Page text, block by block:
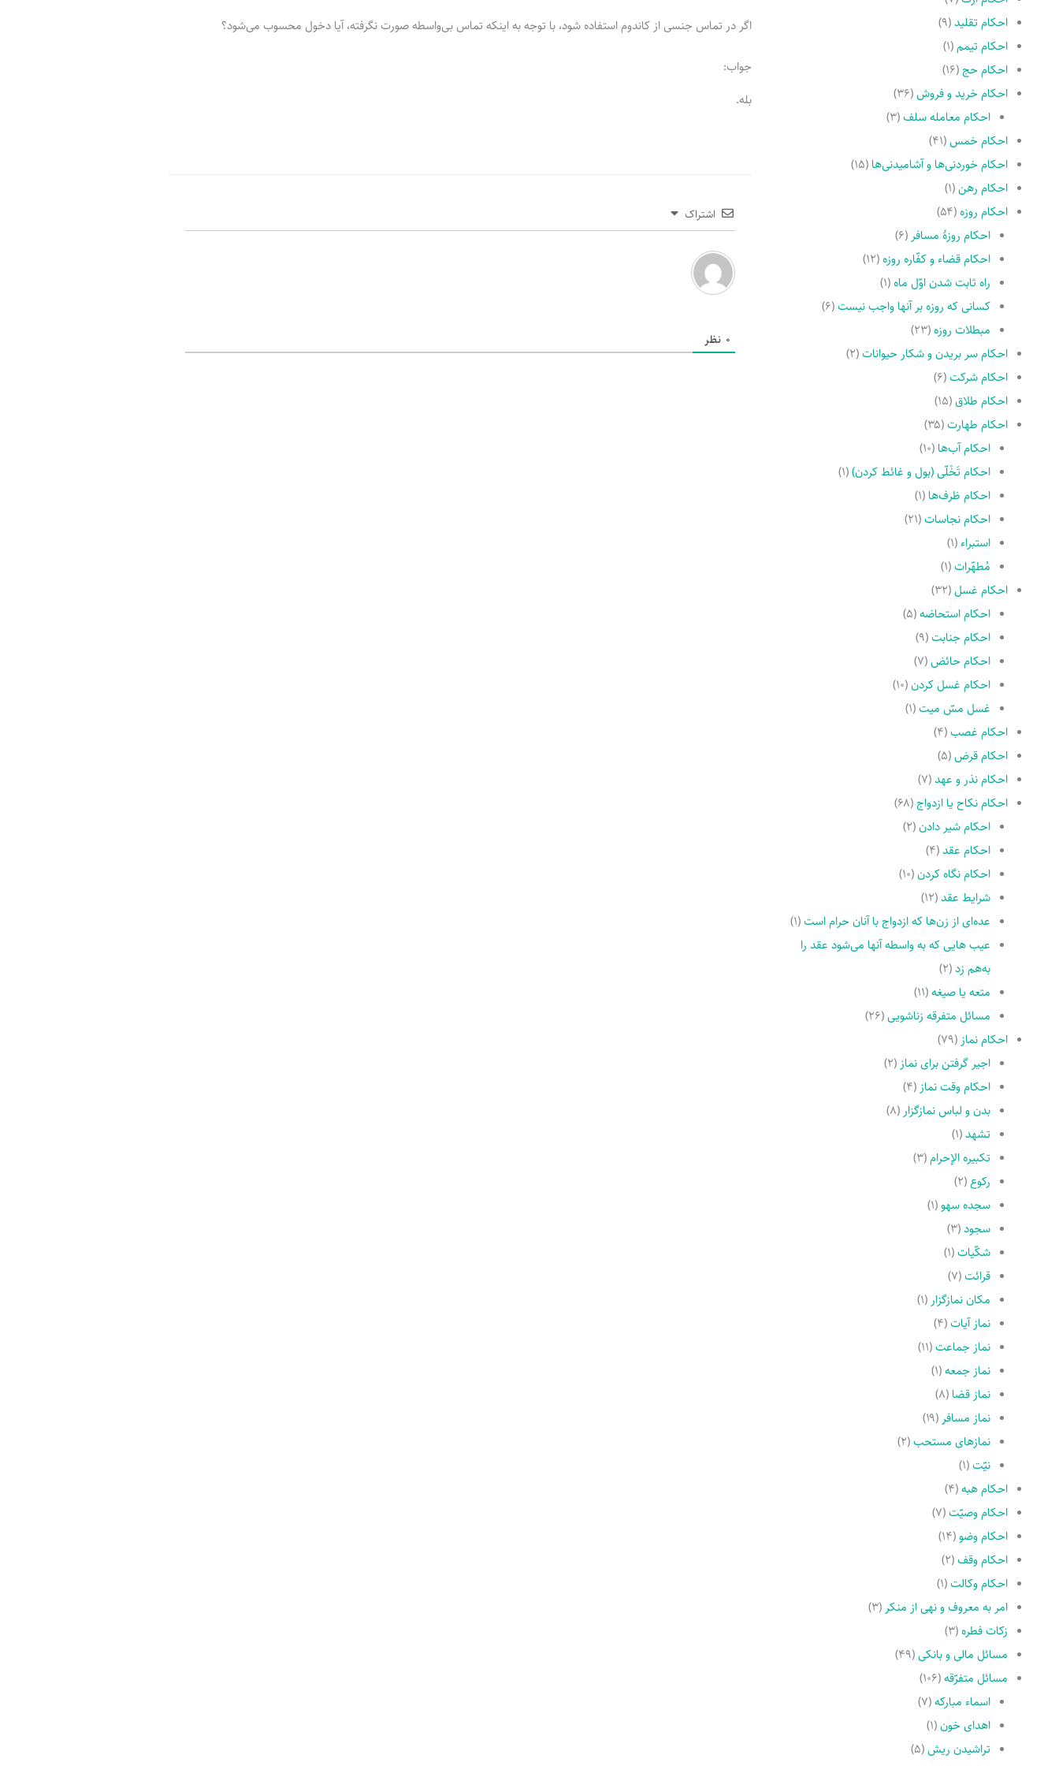
و
احکام تقلید(۹)
احکام تیمم(۱)
احکام حج (۱۶)
احکام خرید و فروش(۳۶)
احکام معامله سلف(۳)
احکام خمس(۴۱)
احکام خوردنی‌ها و آشامیدنی‌ها(۱۵)
احکام رهن(۱)
احکام روزه(۵۴)
احکام روزۀ مسافر (۶)
احکام قضاء و کفّاره روزه(۱۲)
راه ثابت شدن اوّل ماه(۱)
کسانى که روزه بر آنها واجب نیست(۶)
مبطلات روزه(۲۳)
احکام سر بریدن و شکار حیوانات(۲)
احکام شرکت(۶)
احکام طلاق(۱۵)
احکام طهارت(۳۵)
احکام آب‌ها(۱۰)
احکام تَخْلّى (بول و غائط کردن)(۱)
احکام ظرف‌ها(۱)
احکام نجاسات(۲۱)
استبراء(۱)
مُطهّرات(۱)
احکام غسل(۳۲)
احکام استحاضه(۵)
احکام جنابت(۹)
احکام حائض(۷)
احکام غسل کردن(۱۰)
غسل مسّ میت(۱)
احکام غصب(۴)
احکام قرض(۵)
احکام نذر و عهد(۷)
احکام نکاح یا ازدواج (۶۸)
احکام شیر دادن(۲)
احکام عقد(۴)
احکام نگاه کردن(۱۰)
شرایط عقد(۱۲)
عده‌اى از زن‌ها که ازدواج با آنان حرام است(۱)
عیب هایى که به واسطه آنها مى‌شود عقد را
به‌هم زد(۲)
متعه یا صیغه(۱۱)
مسائل متفرقه زناشویى(۲۶)
احکام نماز (۷۹)
اجیر گرفتن براى نماز (۲)
احکام وقت نماز (۴)
بدن و لباس نمازگزار (۸)
تشهد(۱)
تکبیره الإحرام(۳)
رکوع(۲)
سجده سهو(۱)
سجود(۳)
شکّیات(۱)
قرائت(۷)
مکان نمازگزار (۱)
نماز آیات(۴)
نماز جماعت(۱۱)
نماز جمعه(۱)
نماز قضا(۸)
نماز مسافر (۱۹)
نمازهاى مستحب(۲)
نیّت(۱)
احکام هبه(۴)
احکام وصیّت(۷)
احکام وضو(۱۴)
احکام وقف(۲)
احکام وکالت(۱)
امر به معروف و نهى از منکر (۳)
زکات فطره(۳)
مسائل مالی و بانکی(۴۹)
مسائل متفرّقه(۱۰۶)
اسماء مبارکه(۷)
اهدای خون(۱)
تراشیدن ریش(۵)
اگر در تماس جنسی از کاندوم استفاده شود، با توجه به اینکه تماس بی‌واسطه صورت نگرفته، آیا دخول محسوب می‌شود؟
جواب:
بله.
اشتراک
0 نظر